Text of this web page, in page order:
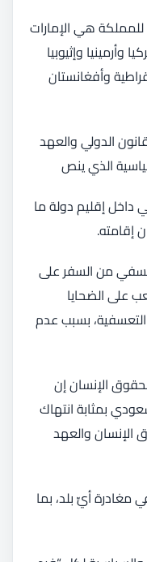
للمملكة هي الإمارات
وأرمينيا وإثيوبيا
وأفغانستان
الدولي والعهد
الذي ينص
داخل إقليم دولة ما
إقامته.
من السفر على
على الضحايا
التعسفية، بسبب عدم
الإنسان إن
بمثابة انتهاك
الإنسان والعهد
أيِّ بلد، بما